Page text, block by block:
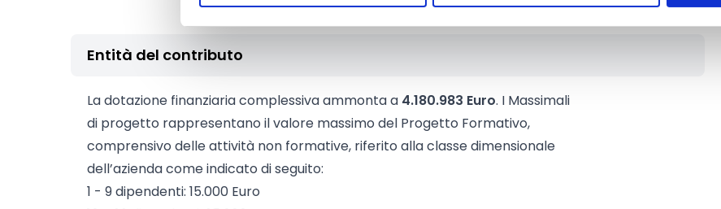
Entità del contributo
La dotazione finanziaria complessiva ammonta a 4.180.983 Euro. I Massimali
di progetto rappresentano il valore massimo del Progetto Formativo,
comprensivo delle attività non formative, riferito alla classe dimensionale
dell’azienda come indicato di seguito:
1 - 9 dipendenti: 15.000 Euro